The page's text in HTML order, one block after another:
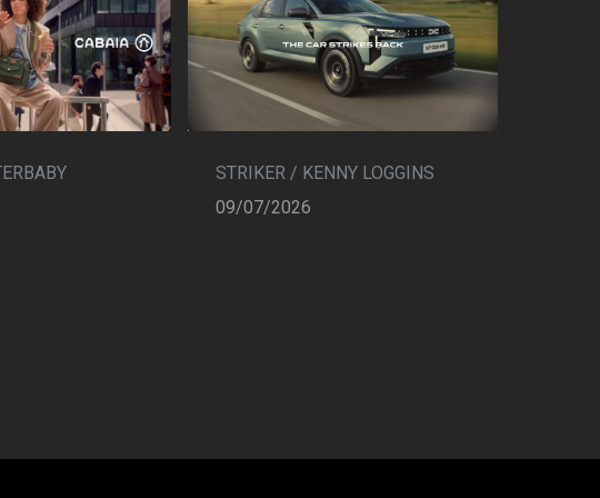
STRIKER / KENNY LOGGINS
09/07/2026